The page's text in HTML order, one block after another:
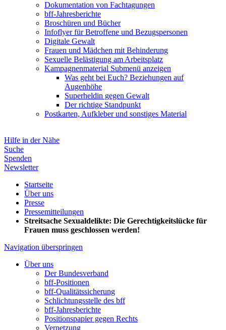
Dokumentation von Fachtagungen
bff-Jahresberichte
Broschüren und Bücher
Infoflyer für Betroffene und Bezugspersonen
Digitale Gewalt
Frauen und Mädchen mit Behinderung
Sexuelle Belästigung am Arbeitsplatz
Kampagnenmaterial Submenü anzeigen
Was geht bei Euch? Beziehungen auf
Augenhöhe
Superheldin gegen Gewalt
Der richtige Standpunkt
Postkarten, Aufkleber und sonstiges Material
Hilfe in der Nähe
Suche
Spenden
Newsletter
Startseite
Über uns
Presse
Pressemitteilungen
Streitsache Sexualdelikte: Die Gerechtigkeitslücke für
Frauen muss geschlossen werden!
Navigation überspringen
Über uns
Der Bundesverband
bff-Positionen
bff-Qualitätssicherung
Schlichtungsstelle des bff
bff-Jahresberichte
Positionspapier gegen Rechts
Vernetzung